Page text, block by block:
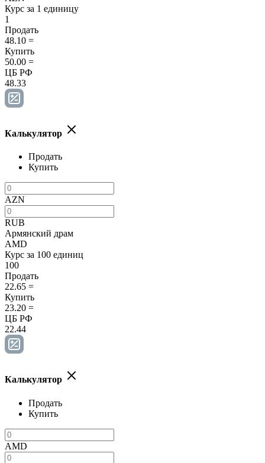
Курс за 1 единицу
1
Продать
48.10 =
Купить
50.00 =
ЦБ РФ
48.33
Калькулятор
Продать
Купить
AZN
RUB
Армянский драм
AMD
Курс за 100 единиц
100
Продать
22.65 =
Купить
23.20 =
ЦБ РФ
22.44
Калькулятор
Продать
Купить
AMD